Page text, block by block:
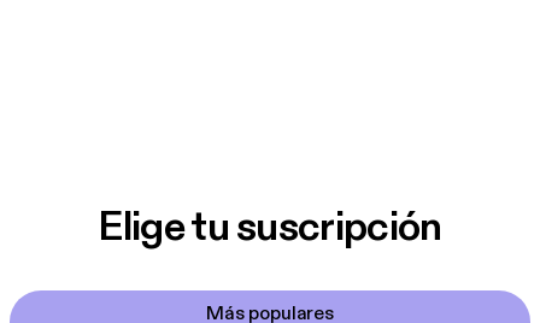
Elige tu suscripción
Más populares